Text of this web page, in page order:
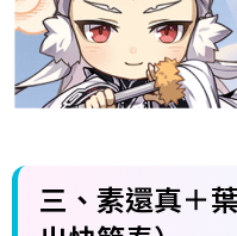
三、素還真＋